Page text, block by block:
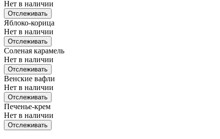
Нет в наличии
Отслеживать
Яблоко-корица
Нет в наличии
Отслеживать
Соленая карамель
Нет в наличии
Отслеживать
Венские вафли
Нет в наличии
Отслеживать
Печенье-крем
Нет в наличии
Отслеживать